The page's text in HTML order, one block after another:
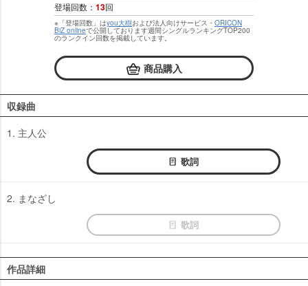
登場回数： 13回
※「登場回数」はyou大樹および法人向けサービス・ ORICON
BiZ onlineで公開しております週間シングルランキングTOP200
のランクイン回数を掲載しています。
商品購入
収録曲
1. 主人公
歌詞
2. まなざし
歌詞
作品詳細